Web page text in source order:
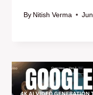
By Nitish Verma